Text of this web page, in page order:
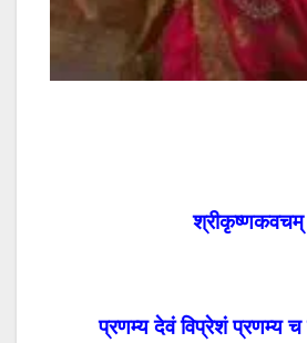
श्रीकृष्णकवचम्
प्रणम्य देवं विप्रेशं प्रणम्य